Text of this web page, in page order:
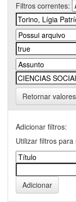
Filtros correntes:
Retornar valores
Adicionar filtros:
Utilizar filtros